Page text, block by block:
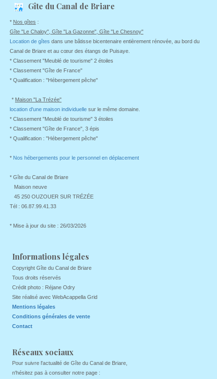
Gîte du Canal de Briare
* Nos gîtes :
Gîte "Le Chaloy", Gîte "La Gazonne", Gîte "Le Chesnoy"
Location de gîtes dans une bâtisse bicentenaire entièrement rénovée, au bord du
Canal de Briare et au cœur des étangs de Puisaye.
* Classement "Meublé de tourisme" 2 étoiles
* Classement "Gîte de France"
* Qualification : "Hébergement pêche"
* Maison "La Trézée"
location d'une maison individuelle sur le même domaine.
* Classement "Meublé de tourisme" 3 étoiles
* Classement "Gîte de France", 3 épis
* Qualification : "Hébergement pêche"
* Nos hébergements pour le personnel en déplacement
* Gîte du Canal de Briare
Maison neuve
45 250 OUZOUER SUR TRÉZÉE
Tél : 06.87.99.41.33
* Mise à jour du site : 26/03/2026
Informations légales
Copyright Gîte du Canal de Briare
Tous droits réservés
Crédit photo : Réjane Odry
Site réalisé avec WebAcappella Grid
Mentions légales
Conditions générales de vente
Contact
Réseaux sociaux
Pour suivre l'actualité de Gîte du Canal de Briare,
n'hésitez pas à consulter notre page :